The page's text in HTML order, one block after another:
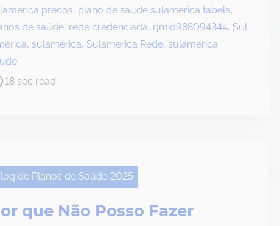
preços, plano de saude sulamerica tabela,
de saúde, rede credenciada, rjmid988094344, Sul
, sulamérica, Sulamerica Rede, sulamerica
18 sec read
de Planos de Saúde 2025
que Não Posso Fazer